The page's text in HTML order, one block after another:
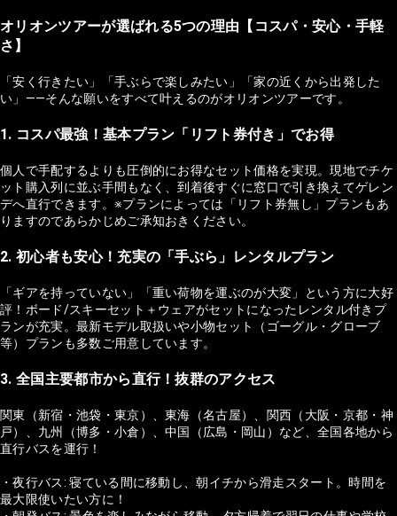
オリオンツアーが選ばれる5つの理由【コスパ・安心・手軽
さ】
「安く行きたい」「手ぶらで楽しみたい」「家の近くから出発した
い」——そんな願いをすべて叶えるのがオリオンツアーです。
1. コスパ最強！基本プラン「リフト券付き」でお得
個人で手配するよりも圧倒的にお得なセット価格を実現。現地でチケ
ット購入列に並ぶ手間もなく、到着後すぐに窓口で引き換えてゲレン
デへ直行できます。※プランによっては「リフト券無し」プランもあ
りますのであらかじめご承知おきください。
2. 初心者も安心！充実の「手ぶら」レンタルプラン
「ギアを持っていない」「重い荷物を運ぶのが大変」という方に大好
評！ボード/スキーセット＋ウェアがセットになったレンタル付きプ
ランが充実。最新モデル取扱いや小物セット（ゴーグル・グローブ
等）プランも多数ご用意しています。
3. 全国主要都市から直行！抜群のアクセス
関東（新宿・池袋・東京）、東海（名古屋）、関西（大阪・京都・神
戸）、九州（博多・小倉）、中国（広島・岡山）など、全国各地から
直行バスを運行！
・夜行バス: 寝ている間に移動し、朝イチから滑走スタート。時間を
最大限使いたい方に！